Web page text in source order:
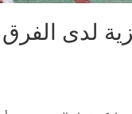
لدى الفرق